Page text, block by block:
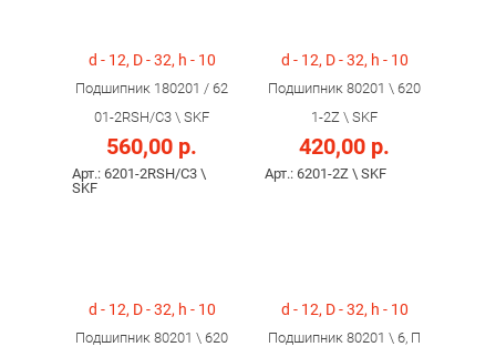
d - 12, D - 32, h - 10
Подшипник 180201 / 62
01-2RSH/C3 \ SKF
560,00 р.
Арт.: 6201-2RSH/C3 \
SKF
d - 12, D - 32, h - 10
Подшипник 80201 \ 620
1-2Z \ SKF
420,00 р.
Арт.: 6201-2Z \ SKF
d - 12, D - 32, h - 10
Подшипник 80201 \ 620
d - 12, D - 32, h - 10
Подшипник 80201 \ 6, П